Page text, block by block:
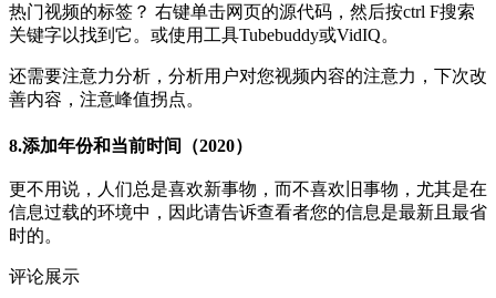
热门视频的标签？ 右键单击网页的源代码，然后按ctrl F搜索
关键字以找到它。或使用工具Tubebuddy或VidIQ。
还需要注意力分析，分析用户对您视频内容的注意力，下次改
善内容，注意峰值拐点。
8.添加年份和当前时间（2020）
更不用说，人们总是喜欢新事物，而不喜欢旧事物，尤其是在
信息过载的环境中，因此请告诉查看者您的信息是最新且最省
时的。
评论展示